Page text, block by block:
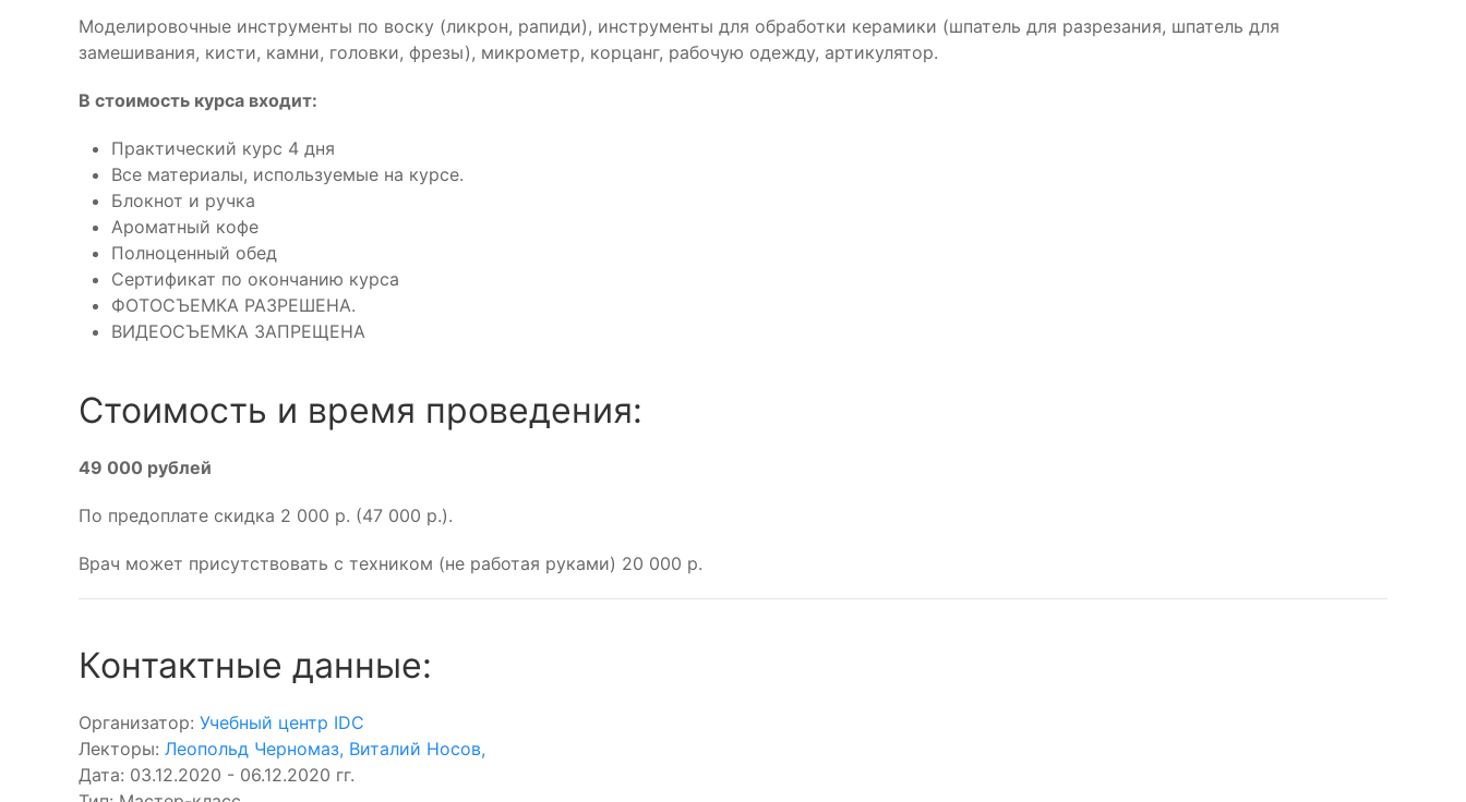
Моделировочные инструменты по воску (ликрон, рапиди), инструменты для обработки керамики (шпатель для разрезания, шпатель для
замешивания, кисти, камни, головки, фрезы), микрометр, корцанг, рабочую одежду, артикулятор.
В стоимость курса входит:
Практический курс 4 дня
Все материалы, используемые на курсе.
Блокнот и ручка
Ароматный кофе
Полноценный обед
Сертификат по окончанию курса
ФОТОСЪЕМКА РАЗРЕШЕНА.
ВИДЕОСЪЕМКА ЗАПРЕЩЕНА
Стоимость и время проведения:
49 000 рублей
По предоплате скидка 2 000 р. (47 000 р.).
Врач может присутствовать с техником (не работая руками) 20 000 р.
Контактные данные:
Организатор: Учебный центр IDC
Лекторы: Леопольд Черномаз, Виталий Носов,
Дата: 03.12.2020 - 06.12.2020 гг.